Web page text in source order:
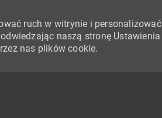
ruch w witrynie i personalizować
naszą stronę Ustawienia
nas plików cookie.